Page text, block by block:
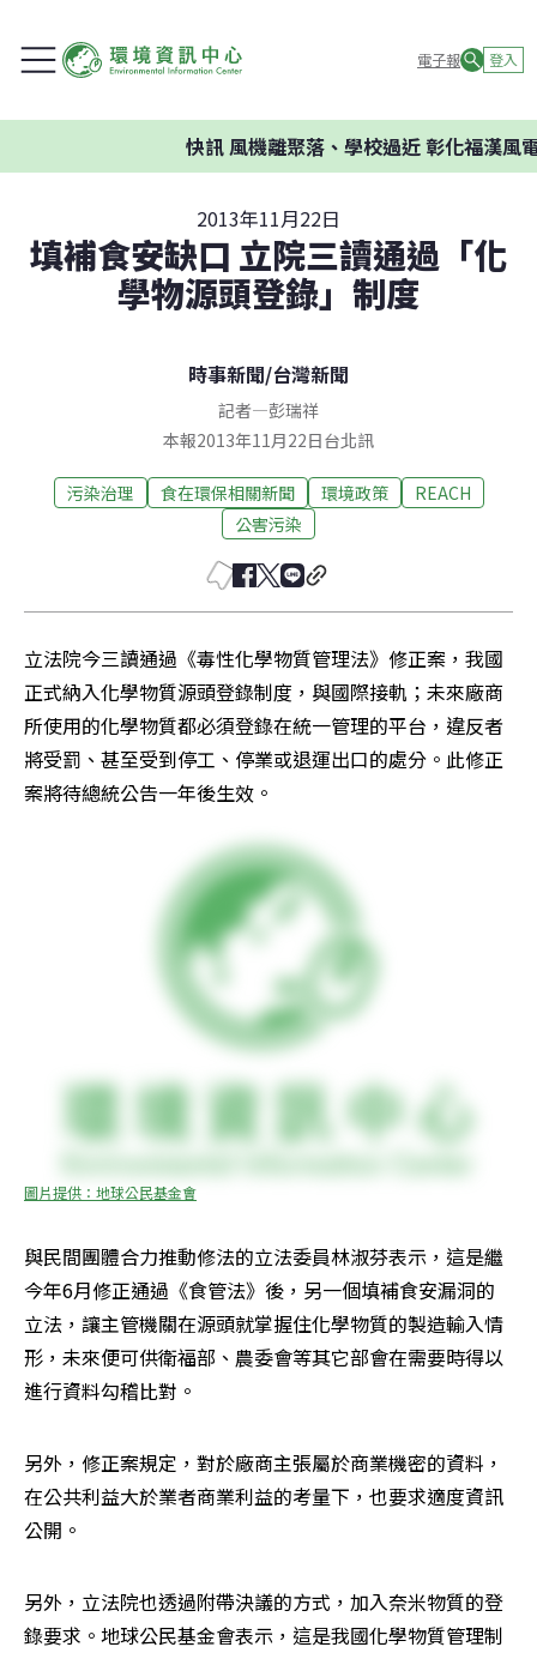
電子報 登入
快訊風機離聚落、學校過近 彰化福漢風電
2013年11月22日
填補食安缺口 立院三讀通過「化
學物源頭登錄」制度
時事新聞/台灣新聞
記者—彭瑞祥
本報2013年11月22日台北訊
污染治理 食在環保相關新聞 環境政策
REACH
公害污染
立法院今三讀通過《毒性化學物質管理法》修正案，我國
正式納入化學物質源頭登錄制度，與國際接軌；未來廠商
所使用的化學物質都必須登錄在統一管理的平台，違反者
將受罰、甚至受到停工、停業或退運出口的處分。此修正
案將待總統公告一年後生效。
圖片提供：地球公民基金會
與民間團體合力推動修法的立法委員林淑芬表示，這是繼
今年6月修正通過《食管法》後，另一個填補食安漏洞的
立法，讓主管機關在源頭就掌握住化學物質的製造輸入情
形，未來便可供衛福部、農委會等其它部會在需要時得以
進行資料勾稽比對。
另外，修正案規定，對於廠商主張屬於商業機密的資料，
在公共利益大於業者商業利益的考量下，也要求適度資訊
公開。
另外，立法院也透過附帶決議的方式，加入奈米物質的登
錄要求。地球公民基金會表示，這是我國化學物質管理制